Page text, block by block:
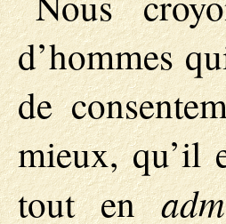
d’hommes
de
mieux, qu’il
tout en